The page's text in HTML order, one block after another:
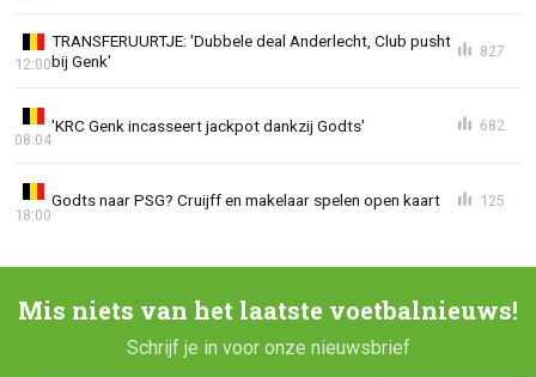
TRANSFERUURTJE: 'Dubbele deal Anderlecht, Club pusht
bij Genk'
12:00
827
'KRC Genk incasseert jackpot dankzij Godts'
08:04
682
Godts naar PSG? Cruijff en makelaar spelen open kaart
18:00
125
Mis niets van het laatste voetbalnieuws!
Schrijf je in voor onze nieuwsbrief